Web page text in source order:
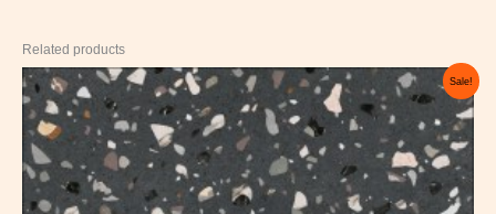
Related products
Sale!
Original
price
was:
20,60 €.
Current
price
is:
16,50 €.